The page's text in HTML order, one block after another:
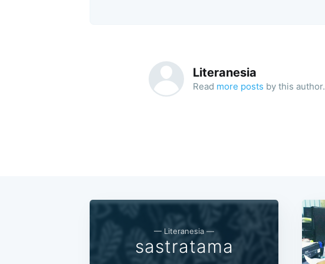
Literanesia
Read more posts by this author.
— Literanesia —
sastratama